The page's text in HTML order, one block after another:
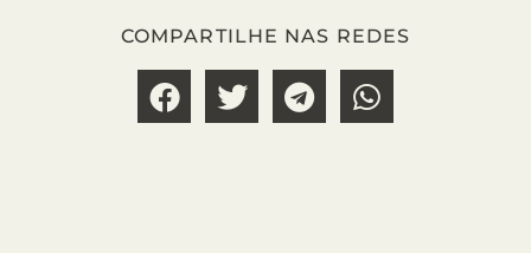
COMPARTILHE NAS REDES